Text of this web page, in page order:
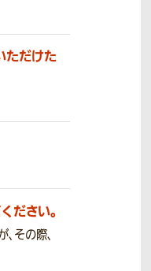
ただけた
ださい。
その際、